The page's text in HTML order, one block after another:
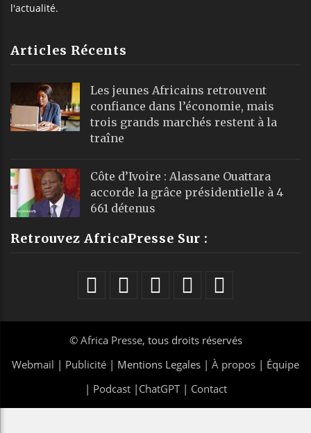
l'actualité.
Articles Récents
Les jeunes Africains retrouvent
confiance dans l’économie, mais
trois grands marchés restent à la
traîne
Côte d’Ivoire : Alassane Ouattara
accorde la grâce présidentielle à 4
661 détenus
Retrouvez AfricaPresse Sur :
© Africa Presse, tous droits réservés
Webmail | Publicité | Mentions Legales | À propos | Équipe
| Podcast| ChatGPT| Contact